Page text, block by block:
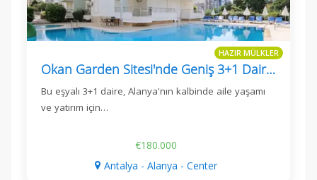
HAZIR MÜLKLER
Okan Garden Sitesi'nde Geniş 3+1 Daire, Fığla, Alanya
Bu eşyalı 3+1 daire, Alanya'nın kalbinde aile yaşamı
ve yatırım için…
€180.000
Antalya - Alanya - Center